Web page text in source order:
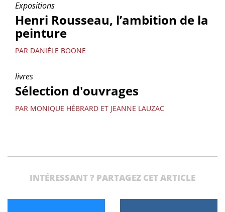
Expositions
Henri Rousseau, l’ambition de la
peinture
PAR DANIÈLE BOONE
livres
Sélection d'ouvrages
PAR MONIQUE HÉBRARD ET JEANNE LAUZAC
INTÉRESSANT ? PARTAGEZ CET ARTICLE